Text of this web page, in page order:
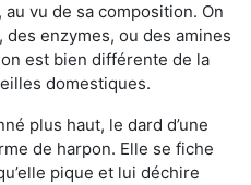
vu de sa composition. On
enzymes, ou des amines
est bien différente de la
domestiques.
plus haut, le dard d’une
de harpon. Elle se fiche
pique et lui déchire